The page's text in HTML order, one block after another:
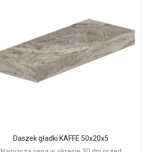
Daszek gładki KAFFE 50x20x5